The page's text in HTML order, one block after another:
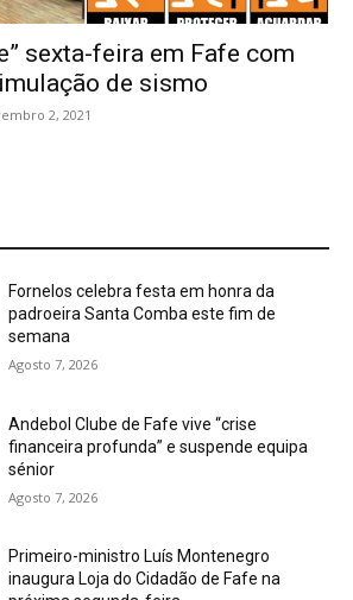
sexta-feira em Fafe com
de sismo
2, 2021
Fornelos celebra festa em honra da
padroeira Santa Comba este fim de
semana
Agosto 7, 2026
Andebol Clube de Fafe vive “crise
financeira profunda” e suspende equipa
sénior
Agosto 7, 2026
Primeiro-ministro Luís Montenegro
inaugura Loja do Cidadão de Fafe na